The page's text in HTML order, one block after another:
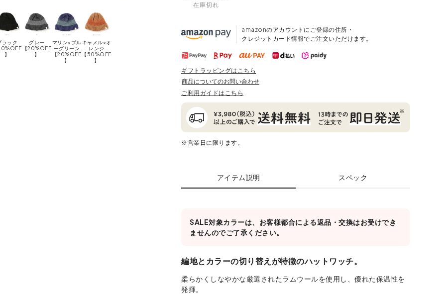
ラック
】
グレー
【20%OFF
】
マリン×ブル
ーグリーン
【20%OFF
】
キャメル×オ
レンジ
【50%OFF
】
在庫切れ
amazonのアカウントにご登録の住所・
クレジットカード情報でご注文いただけます。
ギフトラッピングはこちら
商品についてのお問い合わせ
ご利用ガイドはこちら
※営業日に限ります。
アイテム説明 スペック
SALE対象カラーは、お客様都合による返品・交換はお受けでき
ませんのでご了承ください。
編地とカラーの切り替えが特徴のハットワッチ。
柔らかくしなやかな厳選されたラムウールを使用し、優れた保温性を
発揮。